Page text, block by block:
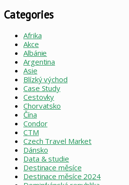
Categories
Afrika
Akce
Albánie
Argentina
Asie
Blízký východ
Case Study
Cestovky
Chorvatsko
Čína
Condor
CTM
Czech Travel Market
Dánsko
Data & studie
Destinace měsíce
Destinace měsíce 2024